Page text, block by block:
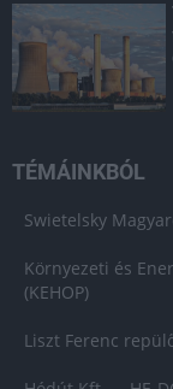
TÉMÁINKBÓL
Swietelsky
Környezeti és
(KEHOP)
Liszt Ferenc